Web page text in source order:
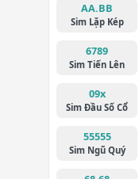
AA.BB
Sim Lặp Kép
6789
Sim Tiến Lên
09x
Sim Đầu Số Cổ
55555
Sim Ngũ Quý